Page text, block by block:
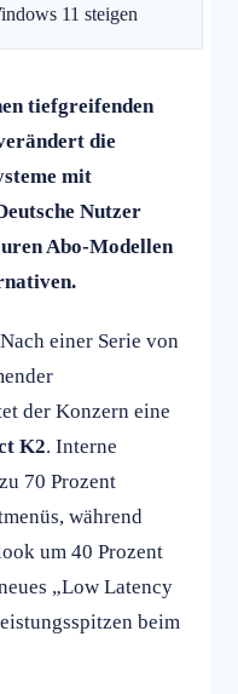
11 steigen
tiefgreifenden
die
mit
Nutzer
Abo-Modellen
einer Serie von
der Konzern eine
K2. Interne
70 Prozent
während
um 40 Prozent
„Low Latency
beim